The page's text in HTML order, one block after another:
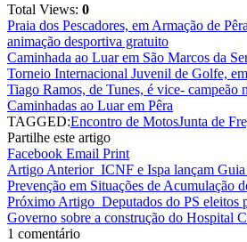
Total Views: 0
Praia dos Pescadores, em Armação de
animação desportiva gratuito
Caminhada ao Luar em São Marcos da
Torneio Internacional Juvenil de Golfe,
Tiago Ramos, de Tunes, é vice- campeão
Caminhadas ao Luar em Pêra
TAGGED:Encontro de MotosJunta de
Partilhe este artigo
Facebook Email Print
Artigo Anterior ICNF e Ispa lançam
Prevenção em Situações de Acumulação
Próximo Artigo Deputados do PS eleitos
Governo sobre a construção do Hospital
1 comentário